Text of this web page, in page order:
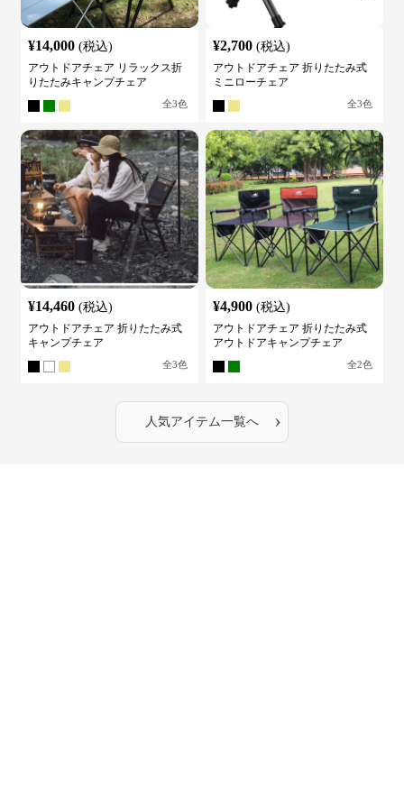
¥14,000 (税込)
アウトドアチェア リラックス折
りたたみキャンプチェア
全3色
¥2,700 (税込)
アウトドアチェア 折りたたみ式
ミニローチェア
全3色
¥14,460 (税込)
アウトドアチェア 折りたたみ式
キャンプチェア
全3色
¥4,900 (税込)
アウトドアチェア 折りたたみ式
アウトドアキャンプチェア
全2色
人気アイテム一覧へ ›